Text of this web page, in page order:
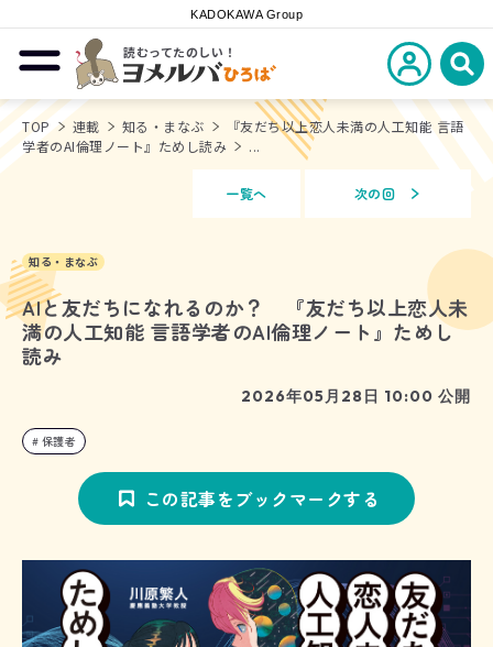
KADOKAWA Group
メニューを開閉する
読むってたのしい！
ヨメルバひろば
新規会員登
検
TOP 連載 知る・まなぶ
『友だち以上恋人未満の人工知能 言語
学者のAI倫理ノート』ためし読み
...
一覧へ 次の回
知る・まなぶ
AIと友だちになれるのか？ 『友だち以上恋人未
満の人工知能 言語学者のAI倫理ノート』ためし
読み
2026年05月28日 10:00 公開
保護者
この記事をブックマークする